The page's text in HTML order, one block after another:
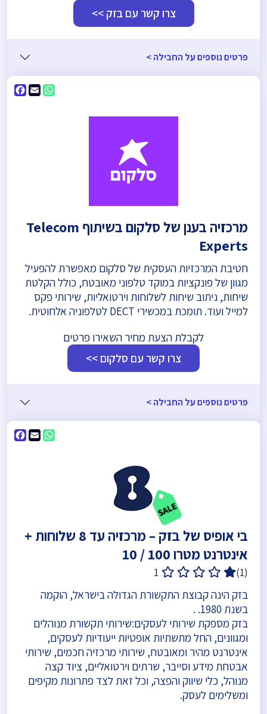
צרו קשר עם בזק >>
פרטים נוספים על החבילה >
Email
WhatsApp
מרכזיה בענן של סלקום בשיתוף Telecom
Experts
חטיבת המרכזיות העסקית של סלקום מאפשרת להפעיל
מגוון של פונקציות במוקד טלפוני מאובטח, כולל הקלטת
שיחות, ניתוב שיחות לשלוחות וירטואליות, שירותי פקס
למייל ועוד. תומכת במכשירי DECT לטלפוניה אלחוטית.
לקבלת הצעת מחיר השאירו פרטים
צרו קשר עם סלקום >>
פרטים נוספים על החבילה >
Email
WhatsApp
בי אופיס של בזק – מרכזיה עד 8 שלוחות +
אינטרנט מטרו 100 / 10
(1)
1
בזק הינה קבוצת התקשורת הגדולה בישראל, הוקמה
בשנת 1980. .
בזק מספקת שירותי לעסקים:שירותי תקשורת מנוהלים
ומגוונים, החל מתשתיות אופטיות ייעודיות לעסקים,
אינטרנט מהיר ומאובטח, שירותי מרכזיה חכמים, שירותי
אבטחת מידע וסייבר, שרתים וירטואליים, ציוד קצה
מנוהל, כלי שיווק והפצה, וכל זאת לצד פתרונות מקיפים
ומשלימים לעסק.